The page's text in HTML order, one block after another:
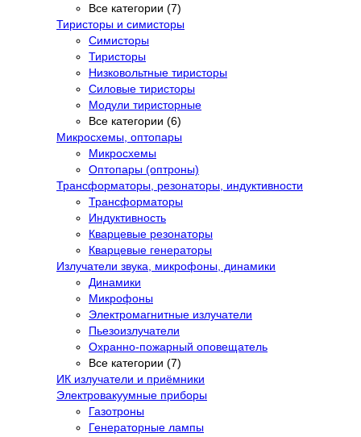
Все категории (7)
Тиристоры и симисторы
Симисторы
Тиристоры
Низковольтные тиристоры
Силовые тиристоры
Модули тиристорные
Все категории (6)
Микросхемы, оптопары
Микросхемы
Оптопары (оптроны)
Трансформаторы, резонаторы, индуктивности
Трансформаторы
Индуктивность
Кварцевые резонаторы
Кварцевые генераторы
Излучатели звука, микрофоны, динамики
Динамики
Микрофоны
Электромагнитные излучатели
Пьезоизлучатели
Охранно-пожарный оповещатель
Все категории (7)
ИК излучатели и приёмники
Электровакуумные приборы
Газотроны
Генераторные лампы